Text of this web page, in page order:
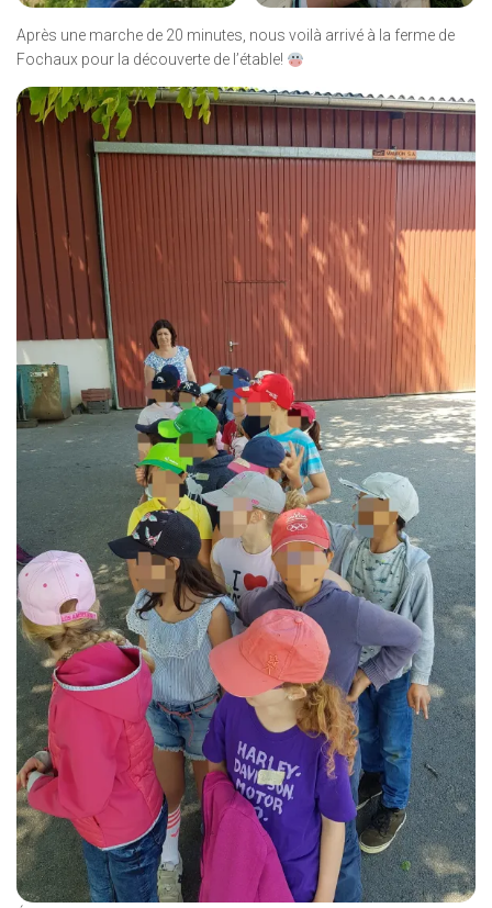
Après une marche de 20 minutes, nous voilà arrivé à la ferme de
Fochaux pour la découverte de l’étable!